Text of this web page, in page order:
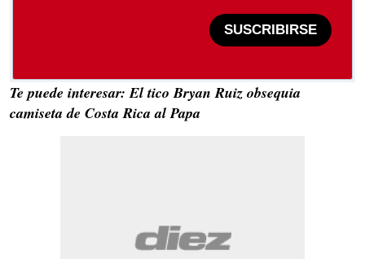
SUSCRIBIRSE
Te puede interesar: El tico Bryan Ruiz obsequia
camiseta de Costa Rica al Papa